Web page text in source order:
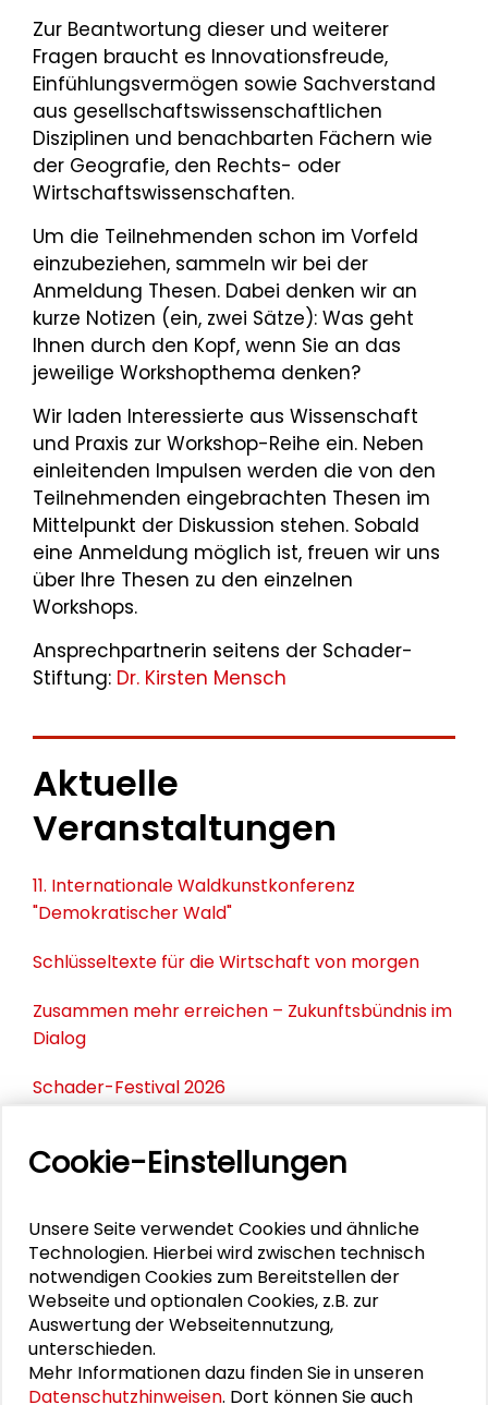
Zur Beantwortung dieser und weiterer
Fragen braucht es Innovationsfreude,
Einfühlungsvermögen sowie Sachverstand
aus gesellschaftswissenschaftlichen
Disziplinen und benachbarten Fächern wie
der Geografie, den Rechts- oder
Wirtschaftswissenschaften.
Um die Teilnehmenden schon im Vorfeld
einzubeziehen, sammeln wir bei der
Anmeldung Thesen. Dabei denken wir an
kurze Notizen (ein, zwei Sätze): Was geht
Ihnen durch den Kopf, wenn Sie an das
jeweilige Workshopthema denken?
Wir laden Interessierte aus Wissenschaft
und Praxis zur Workshop-Reihe ein. Neben
einleitenden Impulsen werden die von den
Teilnehmenden eingebrachten Thesen im
Mittelpunkt der Diskussion stehen. Sobald
eine Anmeldung möglich ist, freuen wir uns
über Ihre Thesen zu den einzelnen
Workshops.
Ansprechpartnerin seitens der Schader-
Stiftung: Dr. Kirsten Mensch
Aktuelle
Veranstaltungen
11. Internationale Waldkunstkonferenz
"Demokratischer Wald"
Schlüsseltexte für die Wirtschaft von morgen
Zusammen mehr erreichen – Zukunftsbündnis im
Dialog
Schader-Festival 2026
PERSONEN IM KONTEXT
Stefan Selke
DOWNLOADS
Cookie-Einstellungen
Unsere Seite verwendet Cookies und ähnliche
Technologien. Hierbei wird zwischen technisch
notwendigen Cookies zum Bereitstellen der
Webseite und optionalen Cookies, z.B. zur
Auswertung der Webseitennutzung,
unterschieden.
Mehr Informationen dazu finden Sie in unseren
Datenschutzhinweisen. Dort können Sie auch